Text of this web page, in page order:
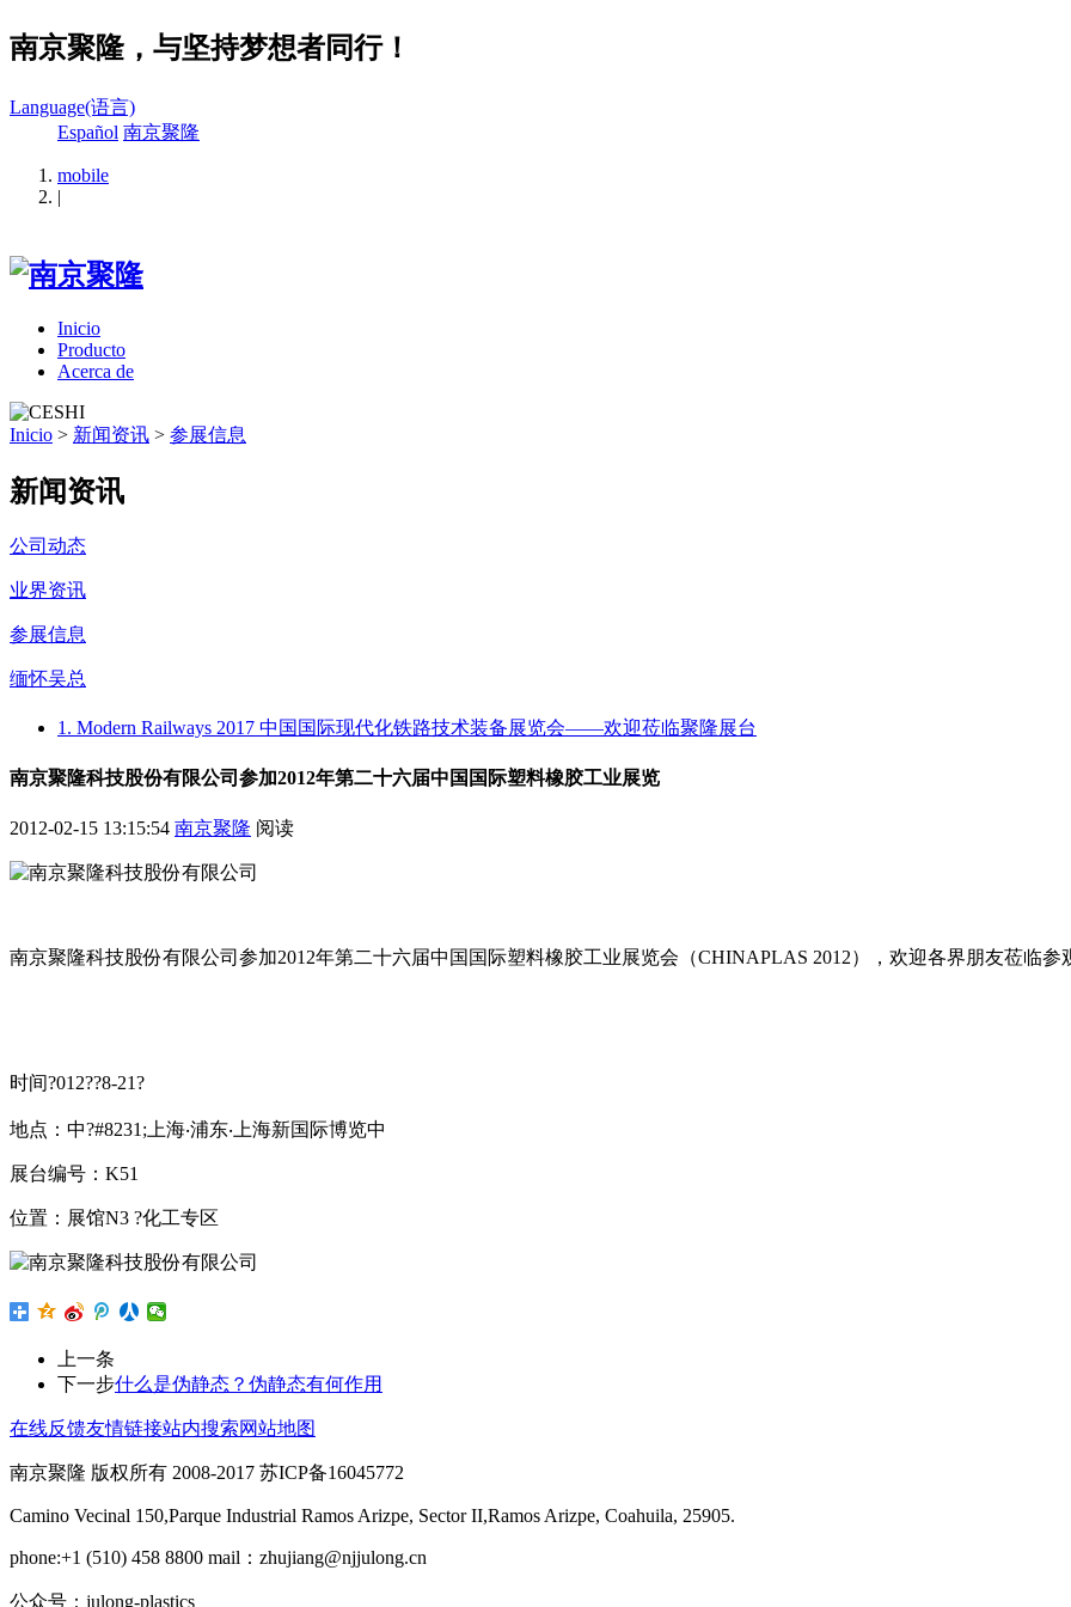
南京聚隆，与坚持梦想者同行！
Language(语言)
Español 南京聚隆
mobile
|
Inicio
Producto
Acerca de
Inicio > 新闻资讯 > 参展信息
新闻资讯
公司动态
业界资讯
参展信息
缅怀吴总
1. Modern Railways 2017 中国国际现代化铁路技术装备展览会——欢迎莅临聚隆展台
南京聚隆科技股份有限公司参加2012年第二十六届中国国际塑料橡胶工业展览
2012-02-15 13:15:54 南京聚隆 阅读
南京聚隆科技股份有限公司参加2012年第二十六届中国国际塑料橡胶工业展览会（CHINAPLAS 2012），欢迎各界朋友莅临参
时间?012??8-21?
地点：中?#8231;上海‧浦东‧上海新国际博览中
展台编号：K51
位置：展馆N3 ?化工专区
上一条
下一步什么是伪静态？伪静态有何作用
在线反馈友情链接站内搜索网站地图
南京聚隆 版权所有 2008-2017 苏ICP备16045772
Camino Vecinal 150,Parque Industrial Ramos Arizpe, Sector II,Ramos Arizpe, Coahuila, 25905.
phone:+1 (510) 458 8800 mail：zhujiang@njjulong.cn
公众号：julong-plastics